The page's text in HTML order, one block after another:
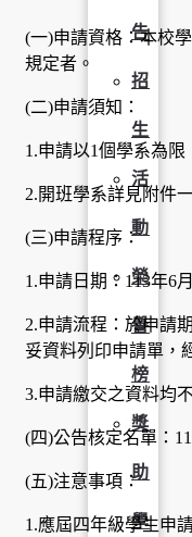
告
招
生
活
動
榮
譽
榜
獎
助
學
(一)申請資格：本校
規定者。
(二)申請須知：
1.申請以1個學系為限
2.開班學系詳見附件
(三)申請程序：
1.申請日期：113年6
2.申請流程：於申請
妥資料列印申請單，
3.申請繳交之資料均
(四)公告核定名單：
(五)注意事項：
1.應屆四年級學生申